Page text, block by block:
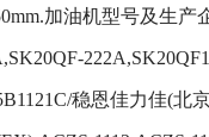
加油机型号及生
稳恩佳力佳(